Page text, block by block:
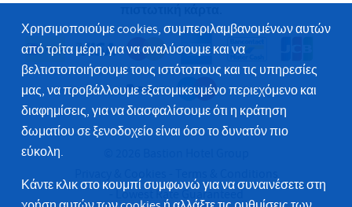
Lowest Rate Guaranteed
Χρησιμοποιούμε cookies, συμπεριλαμβανομένων αυτών
από τρίτα μέρη, για να αναλύσουμε και να
βελτιστοποιήσουμε τους ιστότοπους και τις υπηρεσίες
μας, να προβάλλουμε εξατομικευμένο περιεχόμενο και
διαφημίσεις, για να διασφαλίσουμε ότι η κράτηση
δωματίου σε ξενοδοχείο είναι όσο το δυνατόν πιο
εύκολη.
Κάντε κλικ στο κουμπί συμφωνώ για να συναινέσετε στη